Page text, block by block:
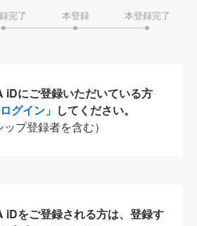
完了 本登録 本登録完了
iDにご登録いただいている方
ログイン」 してください。
プ登録者を含む）
iDをご登録される方は、登録す